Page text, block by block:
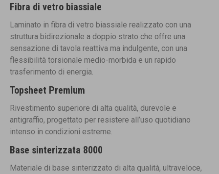
Fibra di vetro biassiale
Laminato in fibra di vetro biassiale realizzato con una
struttura bidirezionale a doppio strato che offre una
sensazione di tavola reattiva ma indulgente, con una
flessibilità torsionale medio-morbida e un rapido
trasferimento di energia.
Topsheet Premium
Rivestimento superiore di alta qualità, durevole e
antigraffio, progettato per resistere all’uso quotidiano
intenso in condizioni estreme.
Base sinterizzata 8000
Materiale di base sinterizzato di alta qualità, ultraveloce,